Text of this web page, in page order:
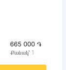
665 000 ֏
Քանակ՝ 1